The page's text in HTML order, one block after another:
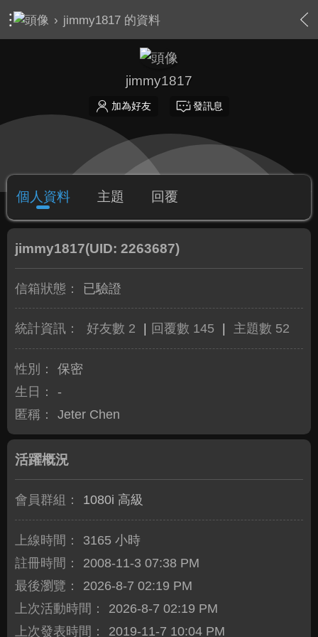
› jimmy1817 的資料
jimmy1817
加為好友 發訊息
個人資料 主題 回覆
jimmy1817(UID: 2263687)
信箱狀態： 已驗證
統計資訊： 好友數 2 回覆數 145 主題數 52
性別：
保密
生日：
-
匿稱：
Jeter Chen
活躍概況
會員群組： 1080i 高級
上線時間：
3165 小時
註冊時間：
2008-11-3 07:38 PM
最後瀏覽：
2026-8-7 02:19 PM
上次活動時間：
2026-8-7 02:19 PM
上次發表時間：
2019-11-7 10:04 PM